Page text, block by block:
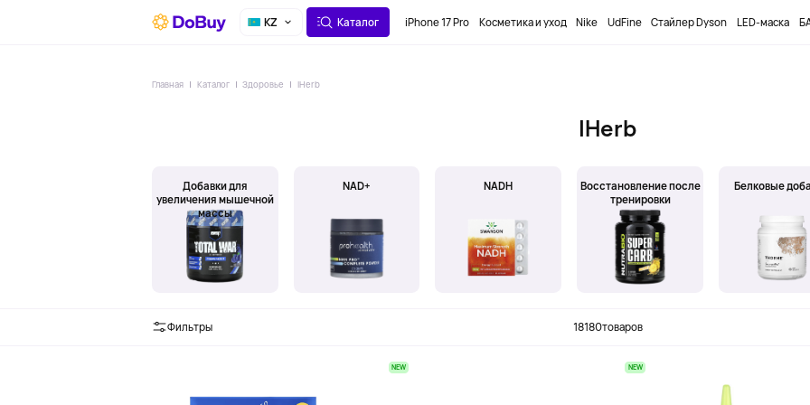
KZ Каталог iPhone 17 Pro Косметика и уход Nike UdFine Стайлер Dyson LED-маска
Главная Каталог Здоровье IHerb
IHerb
Добавки для
увеличения мышечной
массы
NAD+ NADH
Восстановление после
тренировки
Белковые
Фильтры 18180товаров
NEW NEW